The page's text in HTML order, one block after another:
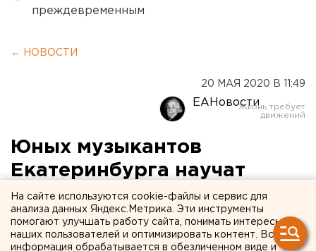
преждевременным
← НОВОСТИ
20 МАЯ 2020 В 11:49
ЕАНовости
Юных музыкантов
Екатеринбурга научат
привлекать ресурсы в свои
проекты
На сайте используются cookie-файлы и сервис для
анализа данных Яндекс.Метрика. Эти инструменты
помогают улучшать работу сайта, понимать интересы
наших пользователей и оптимизировать контент. Вся
информация обрабатывается в обезличенном виде и